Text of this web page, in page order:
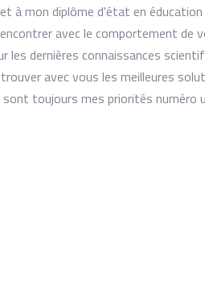
à mon diplôme d'état en éducation
avec le comportement de
les dernières connaissances
avec vous les meilleures
toujours mes priorités numéro